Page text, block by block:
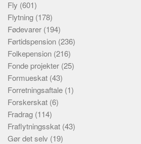
Fly (601)
Flytning (178)
Fødevarer (194)
Førtidspension (236)
Folkepension (216)
Fonde projekter (25)
Formueskat (43)
Forretningsaftale (1)
Forskerskat (6)
Fradrag (114)
Fraflytningsskat (43)
Gør det selv (19)